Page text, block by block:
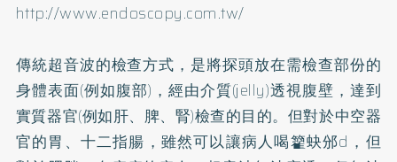
http://www.endoscopy.com.tw/
傳統超音波的檢查方式，是將探頭放在需檢查部份的
身體表面(例如腹部)，經由介質(jelly)透視腹壁，達到
實質器官(例如肝、脾、腎)檢查的目的。但對於中空器
官的胃、十二指腸，雖然可以讓病人喝籊蚗邠d，但